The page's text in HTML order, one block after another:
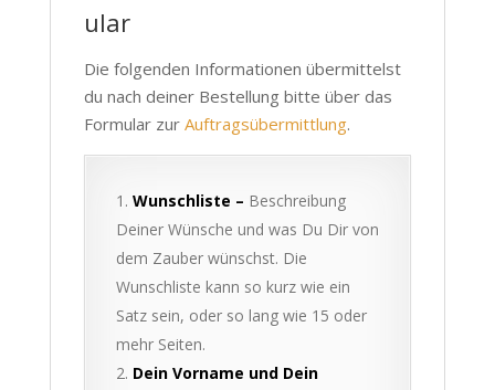
ular
Die folgenden Informationen übermittelst
du nach deiner Bestellung bitte über das
Formular zur Auftragsübermittlung.
Wunschliste – Beschreibung
Deiner Wünsche und was Du Dir von
dem Zauber wünschst. Die
Wunschliste kann so kurz wie ein
Satz sein, oder so lang wie 15 oder
mehr Seiten.
Dein Vorname und Dein